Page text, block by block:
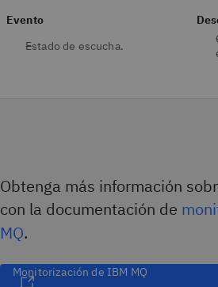
Evento
Estado de escucha.
Obtenga más información
con la documentación de
MQ.
Monitorización de IBM MQ